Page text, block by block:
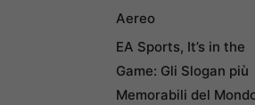
Aereo
EA Sports, It’s in the
Game: Gli Slogan più
Memorabili del